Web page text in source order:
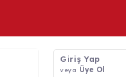
Giriş Yap
veya Üye Ol